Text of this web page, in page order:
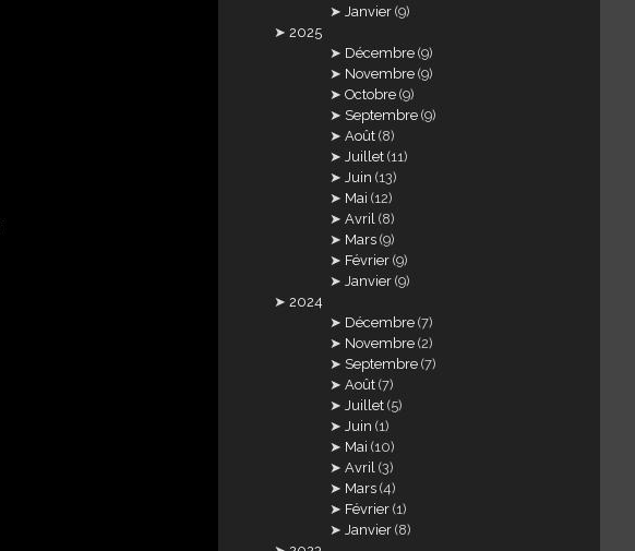
Janvier (9)
2025
Décembre (9)
Novembre (9)
Octobre (9)
Septembre (9)
Août (8)
Juillet (11)
Juin (13)
Mai (12)
Avril (8)
Mars (9)
Février (9)
Janvier (9)
2024
Décembre (7)
Novembre (2)
Septembre (7)
Août (7)
Juillet (5)
Juin (1)
Mai (10)
Avril (3)
Mars (4)
Février (1)
Janvier (8)